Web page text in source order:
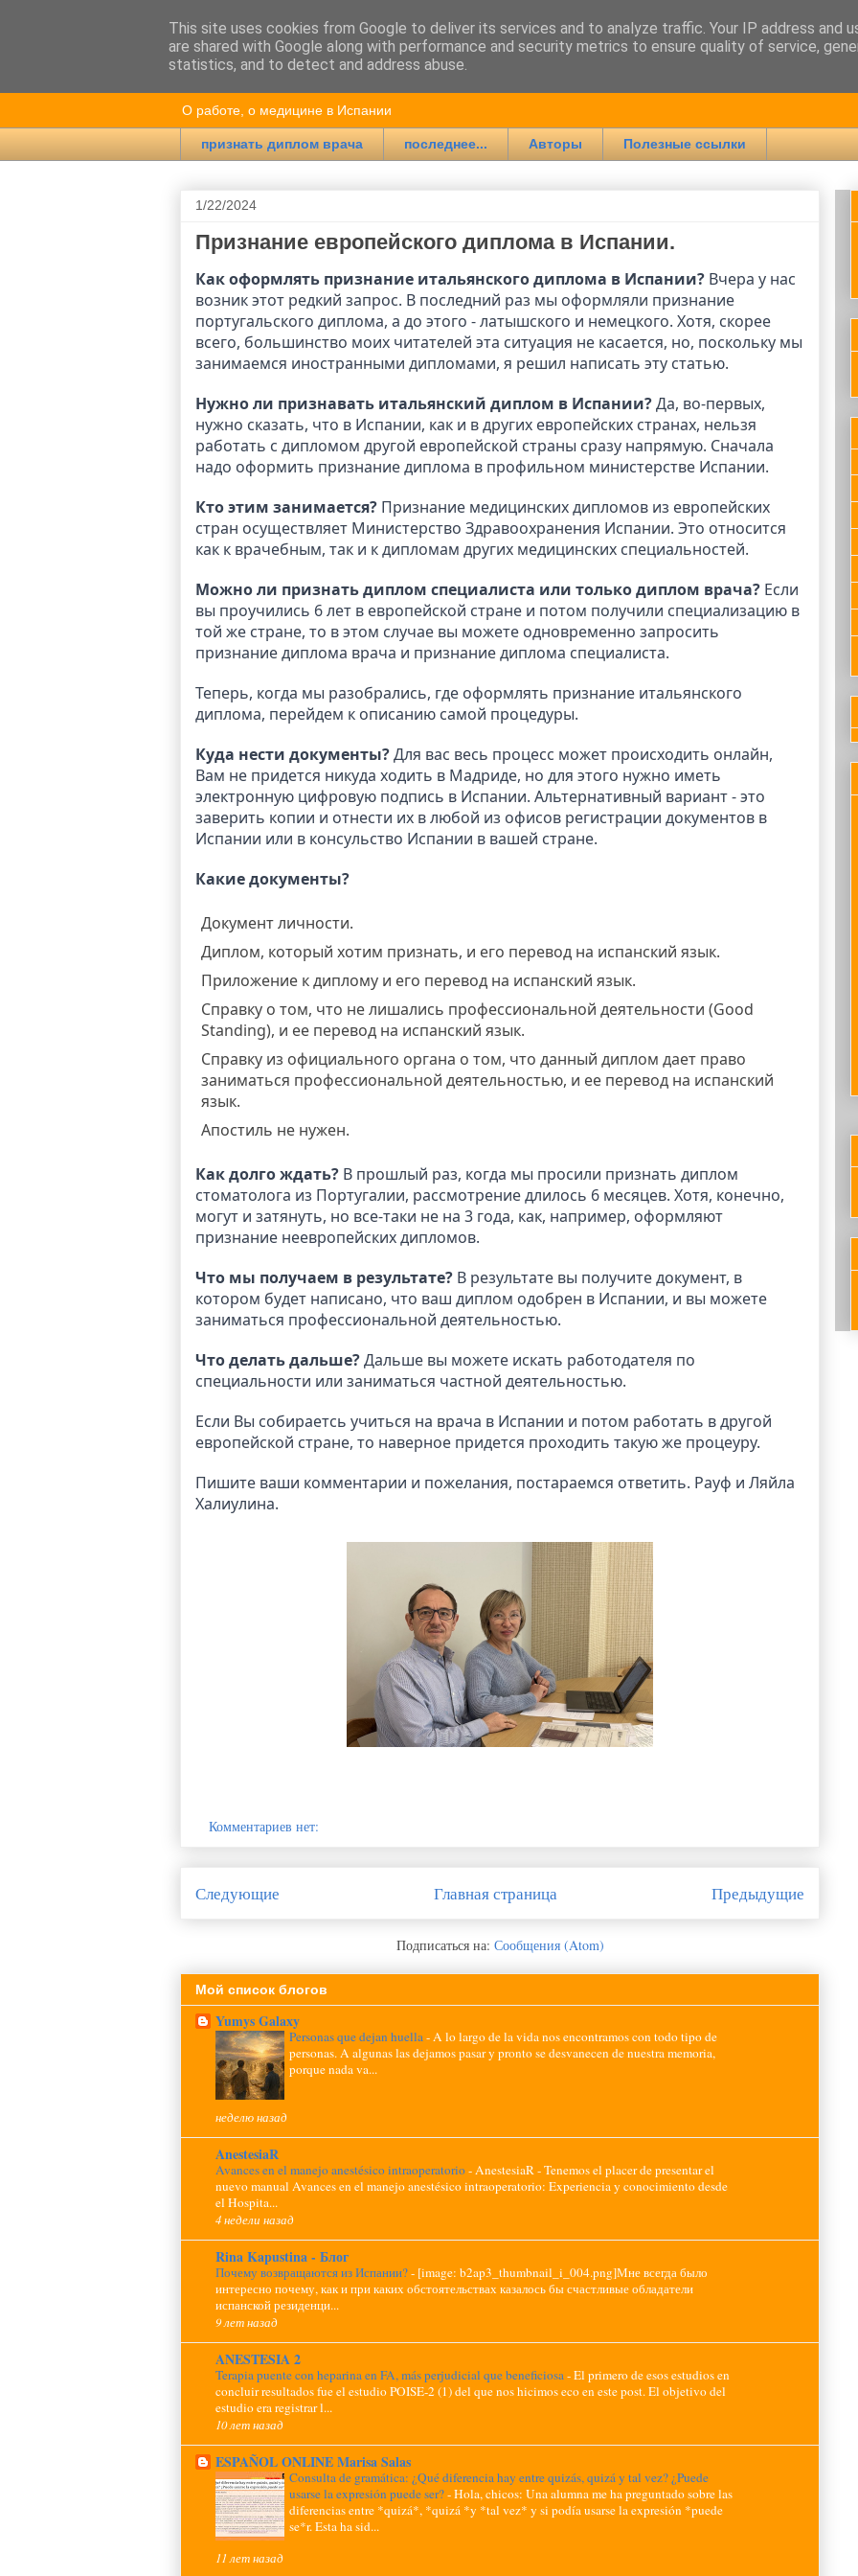
Врач в Испании
О работе, о медицине в Испании
признать диплом врача последнее... Авторы Полезные ссылки
1/22/2024
Признание европейского диплома в Испании.
Как оформлять признание итальянского диплома в Испании? Вчера у нас
возник этот редкий запрос. В последний раз мы оформляли признание
португальского диплома, а до этого - латышского и немецкого. Хотя, скорее
всего, большинство моих читателей эта ситуация не касается, но, поскольку мы
занимаемся иностранными дипломами, я решил написать эту статью.
Нужно ли признавать итальянский диплом в Испании?Да, во-первых,
нужно сказать, что в Испании, как и в других европейских странах, нельзя
работать с дипломом другой европейской страны сразу напрямую. Сначала
надо оформить признание диплома в профильном министерстве Испании.
Кто этим занимается? Признание медицинских дипломов из европейских
стран осуществляет Министерство Здравоохранения Испании. Это относится
как к врачебным, так и к дипломам других медицинских специальностей.
Можно ли признать диплом специалиста или только диплом врача? Если
вы проучились 6 лет в европейской стране и потом получили специализацию в
той же стране, то в этом случае вы можете одновременно запросить
признание диплома врача и признание диплома специалиста.
Теперь, когда мы разобрались, где оформлять признание итальянского
диплома, перейдем к описанию самой процедуры.
Куда нести документы?Для вас весь процесс может происходить онлайн,
Вам не придется никуда ходить в Мадриде, но для этого нужно иметь
электронную цифровую подпись в Испании. Альтернативный вариант - это
заверить копии и отнести их в любой из офисов регистрации документов в
Испании или в консульство Испании в вашей стране.
Какие документы?
Документ личности.
Диплом, который хотим признать, и его перевод на испанский язык.
Приложение к диплому и его перевод на испанский язык.
Справку о том, что не лишались профессиональной деятельности (Good
Standing), и ее перевод на испанский язык.
Справку из официального органа о том, что данный диплом дает право
заниматься профессиональной деятельностью, и ее перевод на испанский
язык.
Апостиль не нужен.
Как долго ждать? В прошлый раз, когда мы просили признать диплом
стоматолога из Португалии, рассмотрение длилось 6 месяцев. Хотя, конечно,
могут и затянуть, но все-таки не на 3 года, как, например, оформляют
признание неевропейских дипломов.
Что мы получаем в результате? В результате вы получите документ, в
котором будет написано, что ваш диплом одобрен в Испании, и вы можете
заниматься профессиональной деятельностью.
Что делать дальше?Дальше вы можете искать работодателя по
специальности или заниматься частной деятельностью.
Если Вы собираетсь учиться на врача в Испании и потом работать в другой
европейской стране, то наверное придется проходить такую же процеуру.
Пишите ваши комментарии и пожелания, постараемся ответить. Рауф и Ляйла
Халиулина.
Комментариев нет:
Следующие Предыдущие
Главная страница
Подписаться на: Сообщения (Atom)
Мой список блогов
Yumys Galaxy
Personas que dejan huella-A lo largo de la vida nos encontramos con todo tipo de
personas. A algunas las dejamos pasar y pronto se desvanecen de nuestra memoria,
porque nada va...
неделю назад
AnestesiaR
Avances en el manejo anestésico intraoperatorio-AnestesiaR - Tenemos el placer de presentar el
nuevo manual Avances en el manejo anestésico intraoperatorio: Experiencia y conocimiento desde
el Hospita...
4 недели назад
Rina Kapustina - Блог
Почему возвращаются из Испании?- [image: b2ap3_thumbnail_i_004.png]Мне всегда было
интересно почему, как и при каких обстоятельствах казалось бы счастливые обладатели
испанской резиденци...
9 лет назад
ANESTESIA 2
Terapia puente con heparina en FA, más perjudicial que beneficiosa-El primero de esos estudios en
concluir resultados fue el estudio POISE-2 (1) del que nos hicimos eco en este post. El objetivo del
estudio era registrar l...
10 лет назад
ESPAÑOL ONLINE Marisa Salas
Consulta de gramática: ¿Qué diferencia hay entre quizás, quizá y tal vez? ¿Puede
usarse la expresión puede ser?-Hola, chicos: Una alumna me ha preguntado sobre las
diferencias entre *quizá*, *quizá *y *tal vez* y si podía usarse la expresión *puede
se*r. Esta ha sid...
11 лет назад
This site uses cookies from Google to deliver its services and to analyze traffic. Your IP address and
are shared with Google along with performance and security metrics to ensure quality of service,
statistics, and to detect and address abuse.